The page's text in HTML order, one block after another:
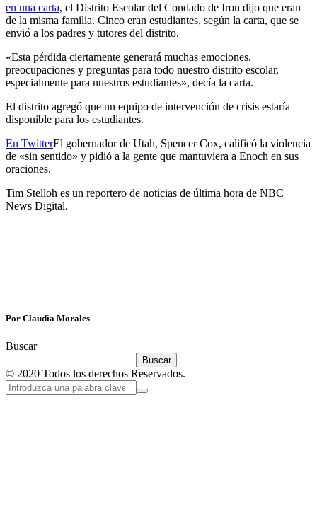
en una carta, el Distrito Escolar del Condado de Iron dijo que eran
de la misma familia. Cinco eran estudiantes, según la carta, que se
envió a los padres y tutores del distrito.
«Esta pérdida ciertamente generará muchas emociones,
preocupaciones y preguntas para todo nuestro distrito escolar,
especialmente para nuestros estudiantes», decía la carta.
El distrito agregó que un equipo de intervención de crisis estaría
disponible para los estudiantes.
En TwitterEl gobernador de Utah, Spencer Cox, calificó la violencia
de «sin sentido» y pidió a la gente que mantuviera a Enoch en sus
oraciones.
Tim Stelloh es un reportero de noticias de última hora de NBC
News Digital.
Por Claudia Morales
Buscar
Buscar
© 2020 Todos los derechos Reservados.